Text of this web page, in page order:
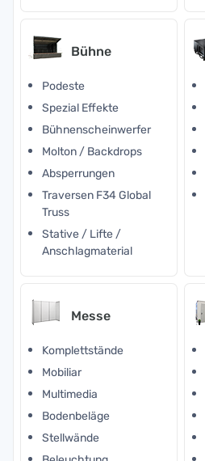
Bühne
Podeste
Spezial Effekte
Bühnenscheinwerfer
Molton / Backdrops
Absperrungen
Traversen F34 Global
Truss
Stative / Lifte /
Anschlagmaterial
Messe
Komplettstände
Mobiliar
Multimedia
Bodenbeläge
Stellwände